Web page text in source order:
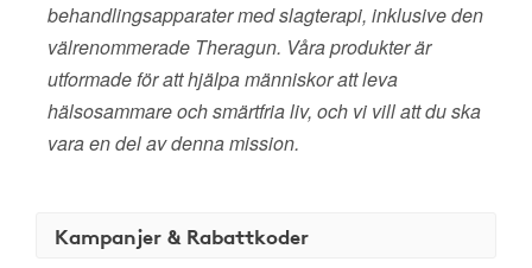
behandlingsapparater med slagterapi, inklusive den
välrenommerade Theragun. Våra produkter är
utformade för att hjälpa människor att leva
hälsosammare och smärtfria liv, och vi vill att du ska
vara en del av denna mission.
Kampanjer & Rabattkoder